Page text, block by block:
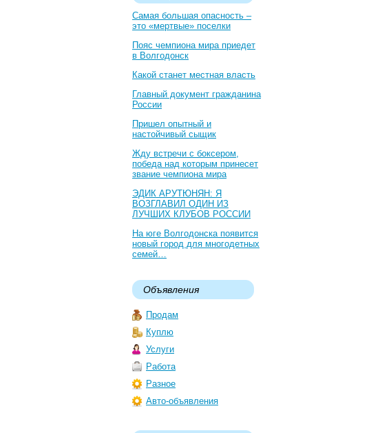
Самая большая опасность –
это «мертвые» поселки
Пояс чемпиона мира приедет
в Волгодонск
Какой станет местная власть
Главный документ гражданина
России
Пришел опытный и
настойчивый сыщик
Жду встречи с боксером,
победа над которым принесет
звание чемпиона мира
ЭДИК АРУТЮНЯН: Я
ВОЗГЛАВИЛ ОДИН ИЗ
ЛУЧШИХ КЛУБОВ РОССИИ
На юге Волгодонска появится
новый город для многодетных
семей…
Объявления
Продам
Куплю
Услуги
Работа
Разное
Авто-объявления